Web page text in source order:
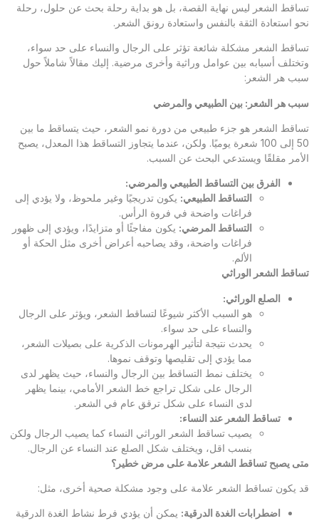
تساقط الشعر ليس نهاية القصة، بل هو بداية رحلة بحث عن حلول، رحلة
نحو استعادة الثقة بالنفس واستعادة رونق الشعر.
تساقط الشعر مشكلة شائعة تؤثر على الرجال والنساء على حد سواء،
وتختلف أسبابه بين عوامل وراثية وأخرى مرضية. إليك مقالاً شاملاً حول
سبب هر الشعر:
سبب هر الشعر: بين الطبيعي والمرضي
تساقط الشعر هو جزء طبيعي من دورة نمو الشعر، حيث يتساقط ما بين
50 إلى 100 شعرة يوميًا. ولكن، عندما يتجاوز التساقط هذا المعدل، يصبح
الأمر مقلقًا ويستدعي البحث عن السبب.
الفرق بين التساقط الطبيعي والمرضي:
التساقط الطبيعي: يكون تدريجيًا وغير ملحوظ، ولا يؤدي إلى
فراغات واضحة في فروة الرأس.
التساقط المرضي: يكون مفاجئًا أو متزايدًا، ويؤدي إلى ظهور
فراغات واضحة، وقد يصاحبه أعراض أخرى مثل الحكة أو
الألم.
تساقط الشعر الوراثي
الصلع الوراثي:
هو السبب الأكثر شيوعًا لتساقط الشعر، ويؤثر على الرجال
والنساء على حد سواء.
يحدث نتيجة لتأثير الهرمونات الذكرية على بصيلات الشعر،
مما يؤدي إلى تقليصها وتوقف نموها.
يختلف نمط التساقط بين الرجال والنساء، حيث يظهر لدى
الرجال على شكل تراجع خط الشعر الأمامي، بينما يظهر
لدى النساء على شكل ترقق عام في الشعر.
تساقط الشعر عند النساء:
يصيب تساقط الشعر الوراثي النساء كما يصيب الرجال ولكن
بنسب اقل، ويختلف شكل الصلع عند النساء عن الرجال.
متى يصبح تساقط الشعر علامة على مرض خطير؟
قد يكون تساقط الشعر علامة على وجود مشكلة صحية أخرى، مثل:
اضطرابات الغدة الدرقية: يمكن أن يؤدي فرط نشاط الغدة الدرقية